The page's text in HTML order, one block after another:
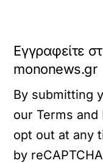
Εγγραφείτε
mononews.gr
By submitting
our Terms and
opt out at any
by